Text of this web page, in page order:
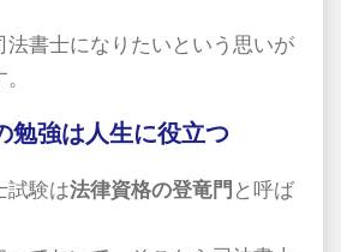
法書士になりたいという思いが
勉強は人生に役立つ
試験は法律資格の登竜門 と呼ば